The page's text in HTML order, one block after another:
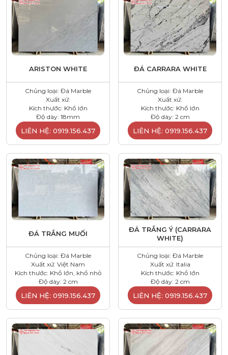
ARISTON WHITE
Chủng loại: Đá Marble
Xuất xứ:
Kích thước: Khổ lớn
Độ dày: 18mm
LIÊN HỆ: 0919.156.437
ĐÁ CARRARA WHITE
Chủng loại: Đá Marble
Xuất xứ:
Kích thước: Khổ lớn
Độ dày: 2 cm
LIÊN HỆ: 0919.156.437
ĐÁ TRẮNG MUỐI
Chủng loại: Đá Marble
Xuất xứ: Việt Nam
Kích thước: Khổ lớn, khổ nhỏ
Độ dày: 2 cm
LIÊN HỆ: 0919.156.437
ĐÁ TRẮNG Ý (CARRARA
WHITE)
Chủng loại: Đá Marble
Xuất xứ: Italia
Kích thước: Khổ lớn
Độ dày: 2 cm
LIÊN HỆ: 0919.156.437